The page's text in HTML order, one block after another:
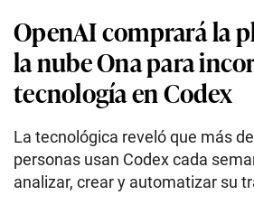
OpenAI comprará la
la nube Ona para
tecnología en Codex
La tecnológica reveló que más
personas usan Codex cada
analizar, crear y automatizar su